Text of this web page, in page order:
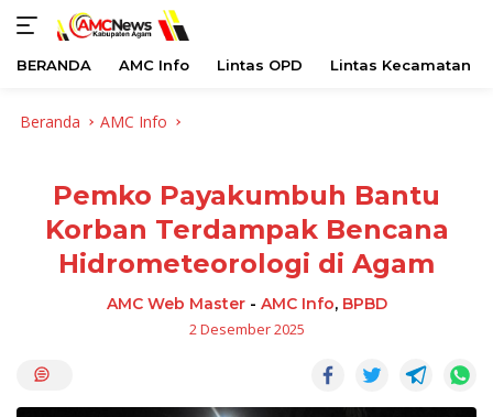
BERANDA AMC Info Lintas OPD Lintas Kecamatan
Beranda AMC Info
Pemko Payakumbuh Bantu
Korban Terdampak Bencana
Hidrometeorologi di Agam
AMC Web Master- AMC Info, BPBD
2 Desember 2025